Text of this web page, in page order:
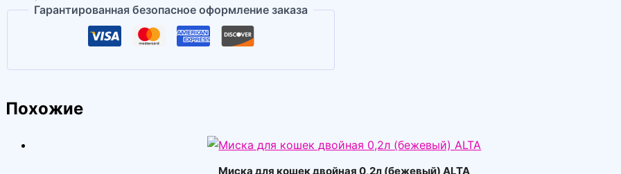
Гарантированная безопасное оформление заказа
Похожие
Миска для кошек двойная 0,2л (бежевый) ALTA